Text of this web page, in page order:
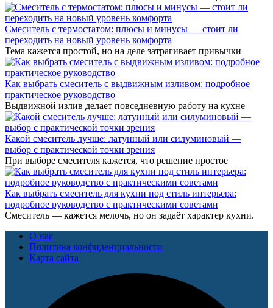
Смеситель с термостатом: плюсы и минусы — стоит ли
переходить на новый уровень комфорта
Тема кажется простой, но на деле затрагивает привычки
Как выбрать смеситель с выдвижным изливом: подробное
практическое руководство
Выдвижной излив делает повседневную работу на кухне
Какой смеситель лучше: латунный или силуминовый —
выбор с практической точки зрения
При выборе смесителя кажется, что решение простое
Как выбрать смеситель для кухни под стиль интерьера:
подробное руководство с практическими советами
Смеситель — кажется мелочь, но он задаёт характер кухни.
О нас
Политика конфиденциальности
Карта сайта